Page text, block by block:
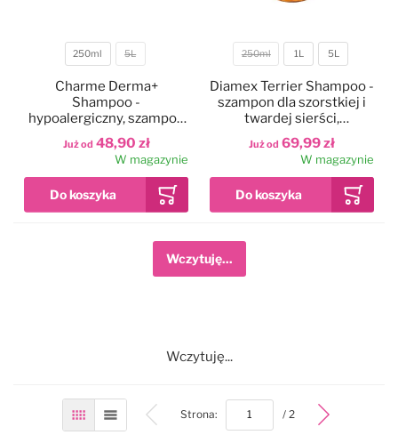
Pojemność
250ml 5L
Już od 48,90 zł
Charme Derma+
Shampoo -
hypoalergiczny, szampon
przeciwłupieżowy dla psa i
kota
W magazynie
Pojemność
250ml 1L 5L
Już od 69,99 zł
Diamex Terrier Shampoo -
szampon dla szorstkiej i
twardej sierści,
koncentrat 1:8
W magazynie
Wczytuję...
Wczytuję...
SiatkaLista Strona:bottom / 2